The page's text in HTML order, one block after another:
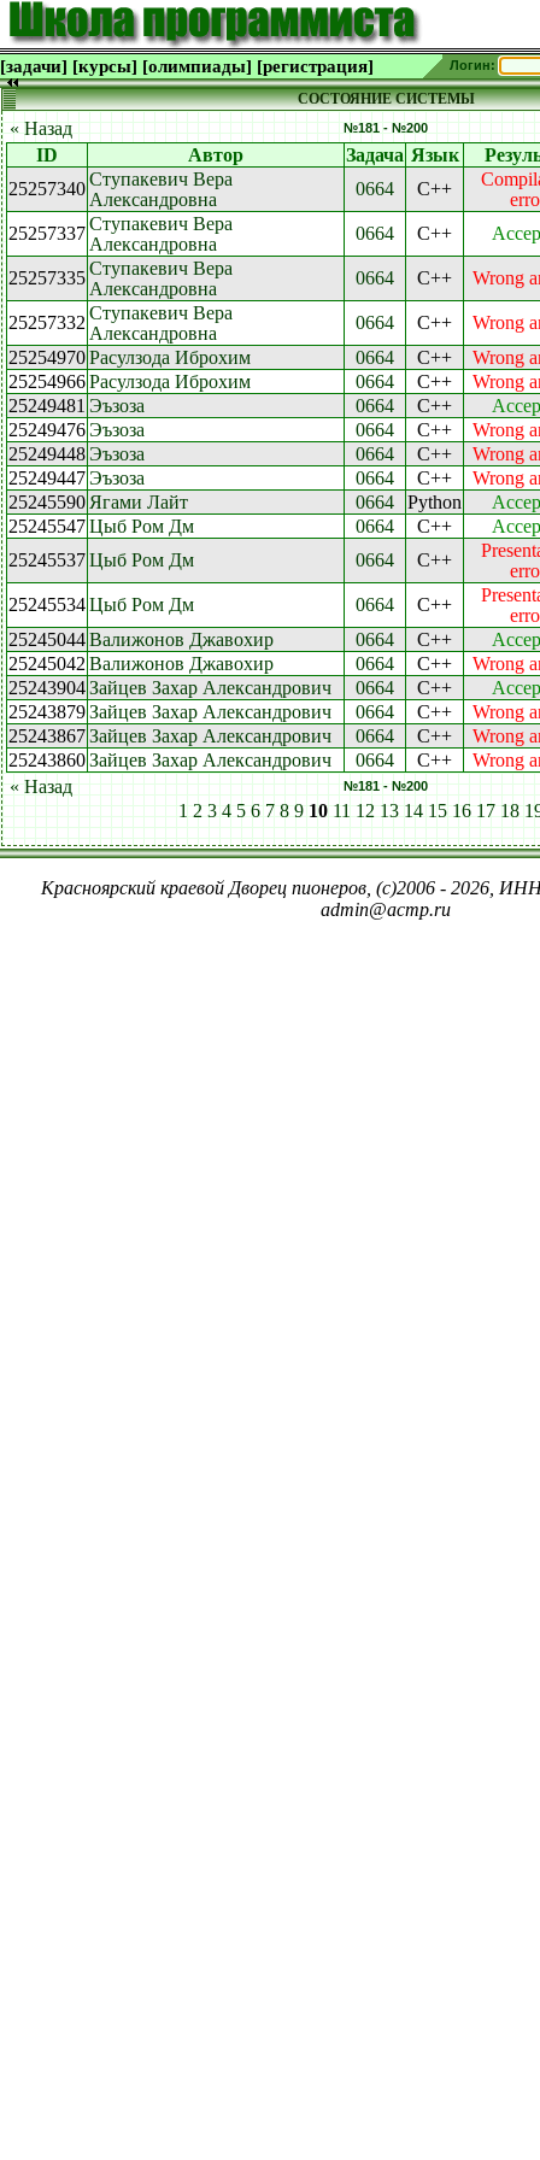
[задачи] [курсы] [олимпиады] [регистрация] Логин:
СОСТОЯНИЕ СИСТЕМЫ
« Назад №181 - №200
ID Автор Задача Язык
25257340Ступакевич Вера
Александровна
0664 C++
25257337Ступакевич Вера
Александровна
0664 C++
25257335Ступакевич Вера
Александровна
0664 C++ Wrong
25257332 Ступакевич Вера
Александровна
0664 C++
Wrong
25254970Расулзода Иброхим 0664 C++
Wrong
25254966Расулзода Иброхим 0664 C++
Wrong
25249481 Эъзоза 0664 C++
25249476Эъзоза 0664 C++
Wrong
25249448 Эъзоза 0664 C++
Wrong
25249447Эъзоза 0664 C++
Wrong
25245590 Ягами Лайт 0664 Python
25245547Цыб Ром Дм 0664 C++
25245537Цыб Ром Дм 0664 C++
25245534Цыб Ром Дм 0664 C++
25245044Валижонов Джавохир 0664 C++
25245042 Валижонов Джавохир 0664 C++
Wrong
25243904Зайцев Захар Александрович 0664 C++
25243879Зайцев Захар Александрович 0664 C++
Wrong
25243867Зайцев Захар Александрович 0664 C++
Wrong
25243860Зайцев Захар Александрович 0664 C++
Wrong
« Назад
№181 - №200
1 2 3 4 5 6 7 8 9 10 11 12 13 14 15 16 17 18
Красноярский краевой Дворец пионеров, (c)2006 - 2026,
admin@acmp.ru